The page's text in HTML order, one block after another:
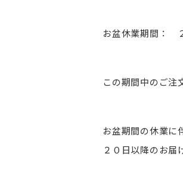
お盆休業期間：
この期間中のご注
お盆期間の休業に
２０日以降のお届